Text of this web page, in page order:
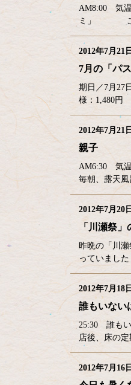
AM8:00 気
ミ」 この
2012年7月21日
7月の「パ
期日／7月27
様：1,480円
2012年7月21日
親子
AM6:30 気
毎朝、露天
2012年7月20日
「川瀬祭」
昨晩の「川
っていまし
2012年7月18日
誰もいない
25:30 誰も
店後、床の
2012年7月16日